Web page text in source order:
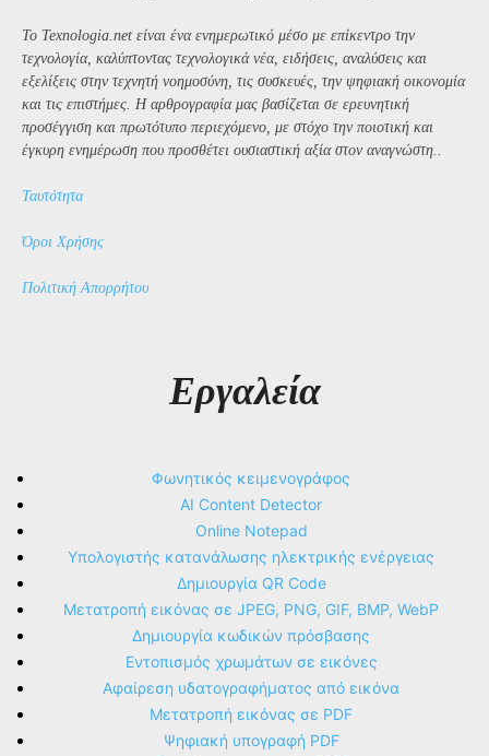
Το Texnologia.net είναι ένα ενημερωτικό μέσο με επίκεντρο την
τεχνολογία, καλύπτοντας τεχνολογικά νέα, ειδήσεις, αναλύσεις και
εξελίξεις στην τεχνητή νοημοσύνη, τις συσκευές, την ψηφιακή οικονομία
και τις επιστήμες. Η αρθρογραφία μας βασίζεται σε ερευνητική
προσέγγιση και πρωτότυπο περιεχόμενο, με στόχο την ποιοτική και
έγκυρη ενημέρωση που προσθέτει ουσιαστική αξία στον αναγνώστη..
Ταυτότητα
Όροι Χρήσης
Πολιτική Απορρήτου
Εργαλεία
Φωνητικός κειμενογράφος
AI Content Detector
Online Notepad
Υπολογιστής κατανάλωσης ηλεκτρικής ενέργειας
Δημιουργία QR Code
Μετατροπή εικόνας σε JPEG, PNG, GIF, BMP, WebP
Δημιουργία κωδικών πρόσβασης
Εντοπισμός χρωμάτων σε εικόνες
Αφαίρεση υδατογραφήματος από εικόνα
Μετατροπή εικόνας σε PDF
Ψηφιακή υπογραφή PDF